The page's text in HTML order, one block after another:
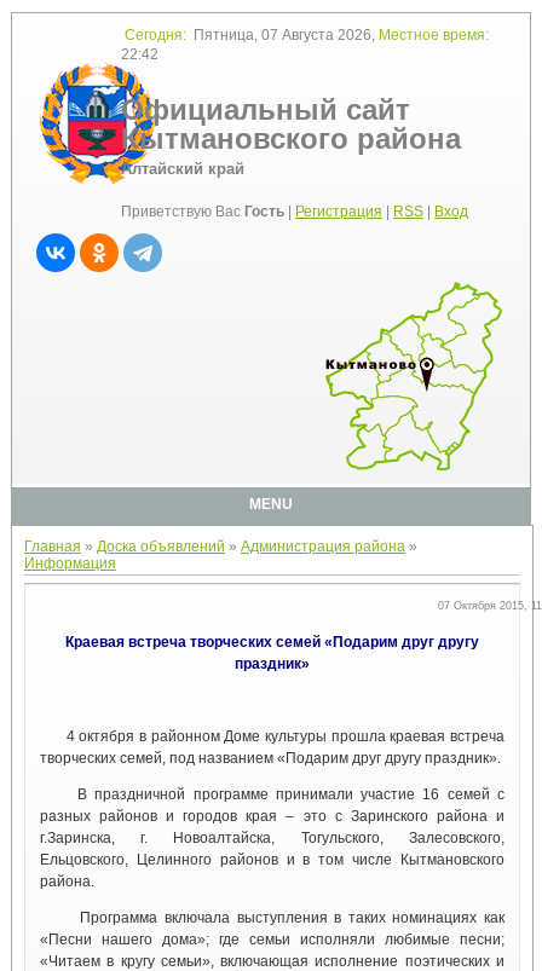
Сегодня:Пятница, 07 Августа 2026, Местное время:
22:42
Официальный сайт
Кытмановского района
Алтайский край
Приветствую Вас Гость| Регистрация RSS| Вход
MENU
Главная » Доска объявлений » Администрация района»
Информация
07 Октября 2015,
Краевая встреча творческих семей «Подарим друг другу
праздник»
4 октября в районном Доме культуры прошла краевая встреча
творческих семей, под названием «Подарим друг другу праздник».
В праздничной программе принимали участие 16 семей с
разных районов и городов края – это с Заринского района и
г.Заринска, г. Новоалтайска, Тогульского, Залесовского,
Ельцовского, Целинного районов и в том числе Кытмановского
района.
Программа включала выступления в таких номинациях как
«Песни нашего дома»; где семьи исполняли любимые песни;
«Читаем в кругу семьи», включающая исполнение поэтических и